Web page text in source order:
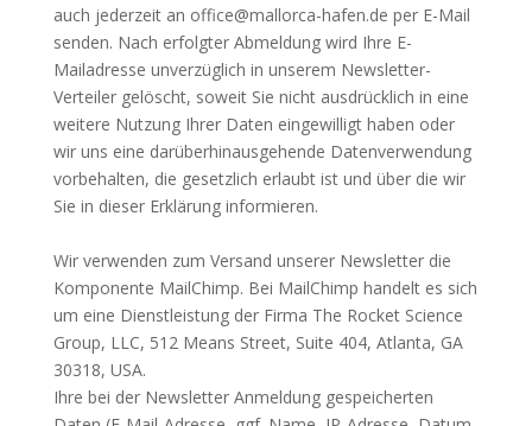
auch jederzeit an office@mallorca-hafen.de per E-Mail
senden. Nach erfolgter Abmeldung wird Ihre E-
Mailadresse unverzüglich in unserem Newsletter-
Verteiler gelöscht, soweit Sie nicht ausdrücklich in eine
weitere Nutzung Ihrer Daten eingewilligt haben oder
wir uns eine darüberhinausgehende Datenverwendung
vorbehalten, die gesetzlich erlaubt ist und über die wir
Sie in dieser Erklärung informieren.
Wir verwenden zum Versand unserer Newsletter die
Komponente MailChimp. Bei MailChimp handelt es sich
um eine Dienstleistung der Firma The Rocket Science
Group, LLC, 512 Means Street, Suite 404, Atlanta, GA
30318, USA.
Ihre bei der Newsletter Anmeldung gespeicherten